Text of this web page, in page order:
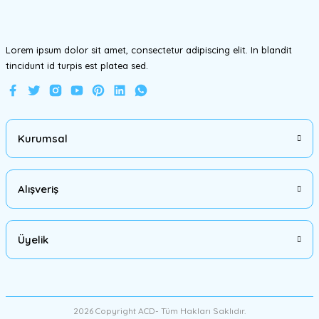
Lorem ipsum dolor sit amet, consectetur adipiscing elit. In blandit
tincidunt id turpis est platea sed.
Kurumsal
Alışveriş
Üyelik
2026 Copyright ACD- Tüm Hakları Saklıdır.